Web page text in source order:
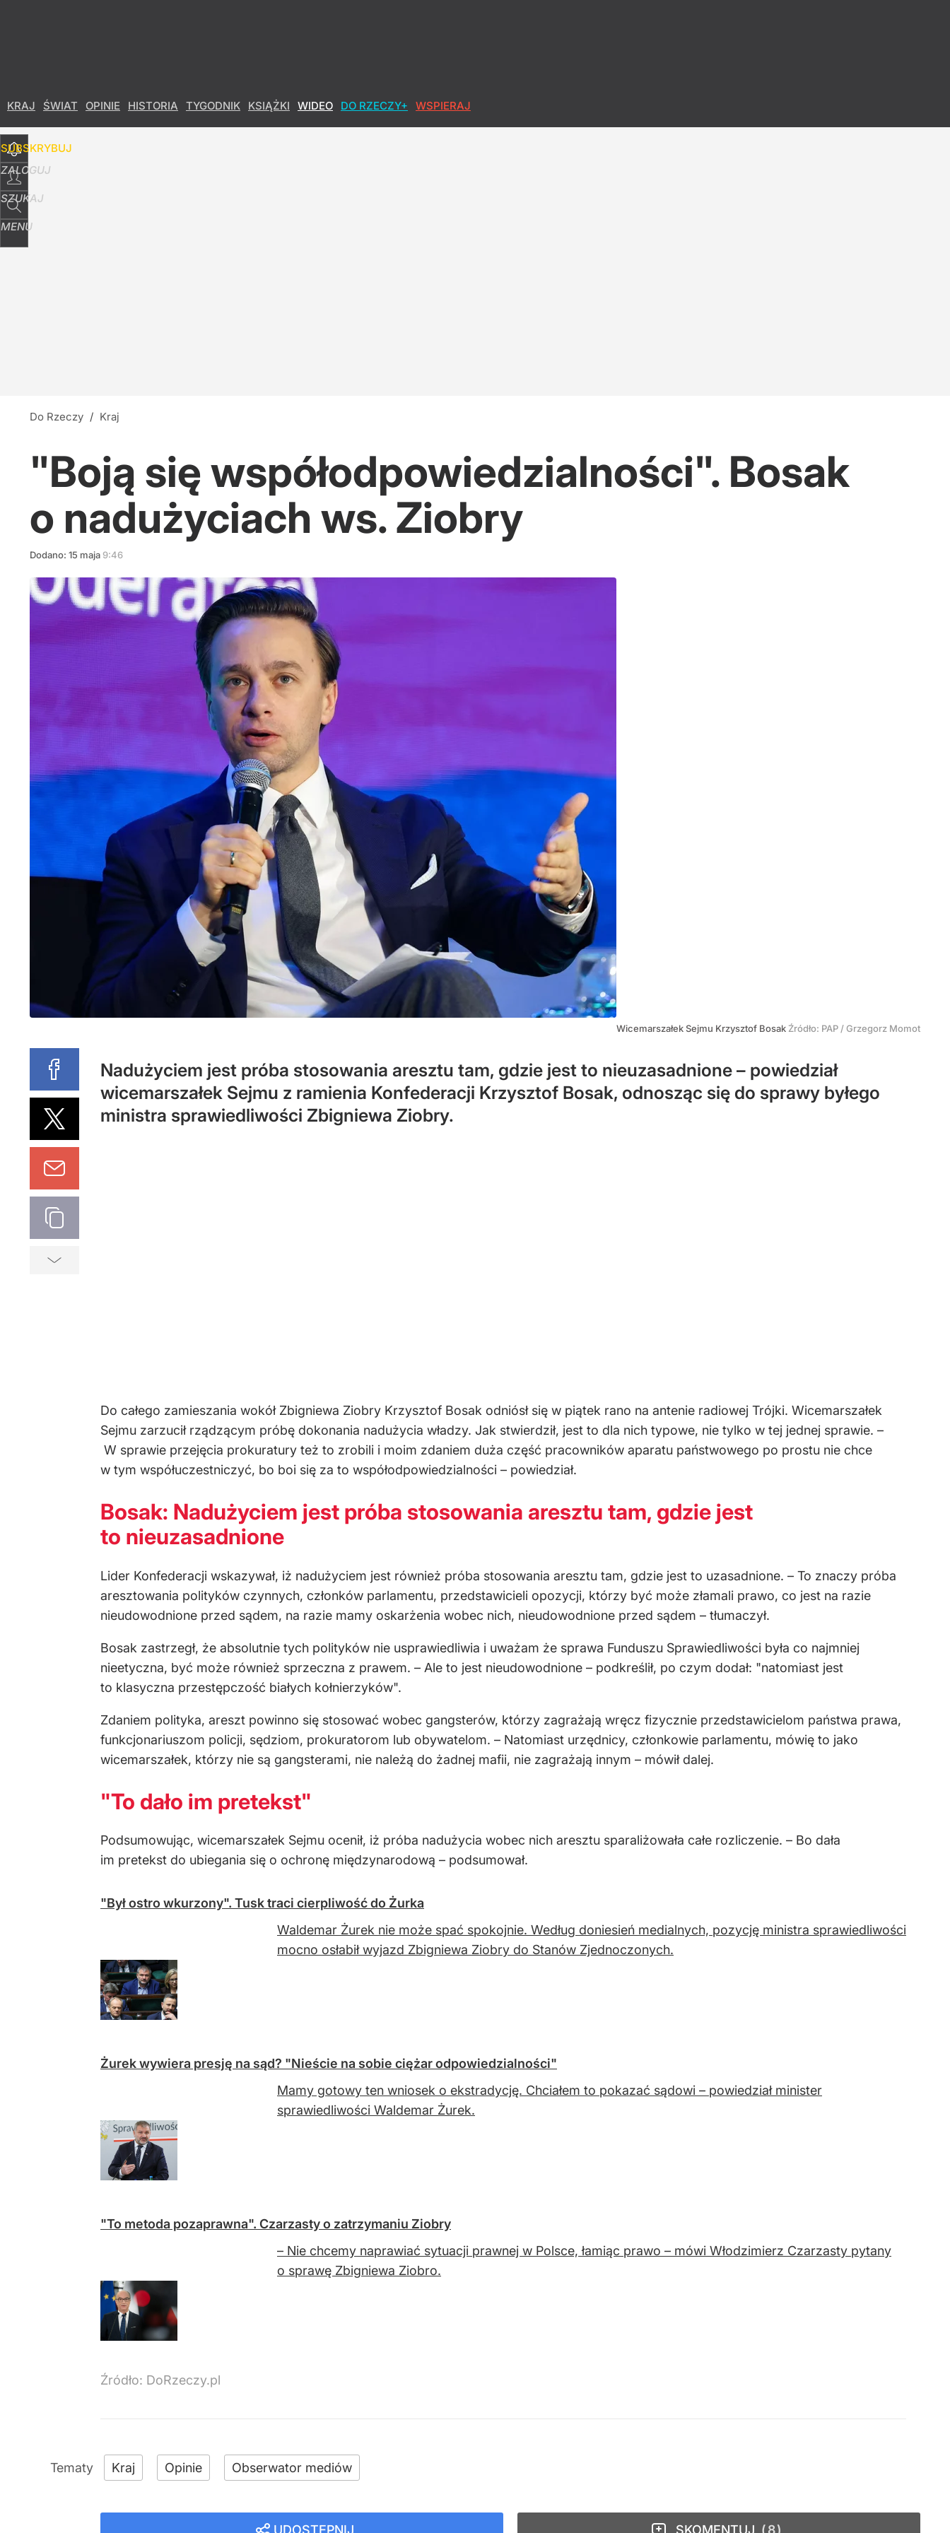
KRAJ ŚWIAT OPINIE HISTORIA TYGODNIK KSIĄŻKI WIDEO DO RZECZY+ WSPIERAJ
SUBSKRYBUJ
ZALOGUJ
SZUKAJ
MENU
Do Rzeczy / Kraj
"Boją się współodpowiedzialności". Bosak
o nadużyciach ws. Ziobry
Dodano: 15 maja 9:46
Wicemarszałek Sejmu Krzysztof Bosak Źródło: PAP /Grzegorz Momot
Nadużyciem jest próba stosowania aresztu tam, gdzie jest to nieuzasadnione – powiedział
wicemarszałek Sejmu z ramienia Konfederacji Krzysztof Bosak, odnosząc się do sprawy byłego
ministra sprawiedliwości Zbigniewa Ziobry.
Do całego zamieszania wokół Zbigniewa Ziobry Krzysztof Bosak odniósł się w piątek rano na antenie radiowej Trójki. Wicemarszałek
Sejmu zarzucił rządzącym próbę dokonania nadużycia władzy. Jak stwierdził, jest to dla nich typowe, nie tylko w tej jednej sprawie. –
W sprawie przejęcia prokuratury też to zrobili i moim zdaniem duża część pracowników aparatu państwowego po prostu nie chce
w tym współuczestniczyć, bo boi się za to współodpowiedzialności – powiedział.
Bosak: Nadużyciem jest próba stosowania aresztu tam, gdzie jest
to nieuzasadnione
Lider Konfederacji wskazywał, iż nadużyciem jest również próba stosowania aresztu tam, gdzie jest to uzasadnione. – To znaczy próba
aresztowania polityków czynnych, członków parlamentu, przedstawicieli opozycji, którzy być może złamali prawo, co jest na razie
nieudowodnione przed sądem, na razie mamy oskarżenia wobec nich, nieudowodnione przed sądem – tłumaczył.
Bosak zastrzegł, że absolutnie tych polityków nie usprawiedliwia i uważam że sprawa Funduszu Sprawiedliwości była co najmniej
nieetyczna, być może również sprzeczna z prawem. – Ale to jest nieudowodnione – podkreślił, po czym dodał: "natomiast jest
to klasyczna przestępczość białych kołnierzyków".
Zdaniem polityka, areszt powinno się stosować wobec gangsterów, którzy zagrażają wręcz fizycznie przedstawicielom państwa prawa,
funkcjonariuszom policji, sędziom, prokuratorom lub obywatelom. – Natomiast urzędnicy, członkowie parlamentu, mówię to jako
wicemarszałek, którzy nie są gangsterami, nie należą do żadnej mafii, nie zagrażają innym – mówił dalej.
"To dało im pretekst"
Podsumowując, wicemarszałek Sejmu ocenił, iż próba nadużycia wobec nich aresztu sparaliżowała całe rozliczenie. – Bo dała
im pretekst do ubiegania się o ochronę międzynarodową – podsumował.
"Był ostro wkurzony". Tusk traci cierpliwość do Żurka
Waldemar Żurek nie może spać spokojnie. Według doniesień medialnych, pozycję ministra sprawiedliwości
mocno osłabił wyjazd Zbigniewa Ziobry do Stanów Zjednoczonych.
Żurek wywiera presję na sąd? "Nieście na sobie ciężar odpowiedzialności"
Mamy gotowy ten wniosek o ekstradycję. Chciałem to pokazać sądowi – powiedział minister
sprawiedliwości Waldemar Żurek.
"To metoda pozaprawna". Czarzasty o zatrzymaniu Ziobry
– Nie chcemy naprawiać sytuacji prawnej w Polsce, łamiąc prawo – mówi Włodzimierz Czarzasty pytany
o sprawę Zbigniewa Ziobro.
Źródło: DoRzeczy.pl
Kraj Opinie Obserwator mediów
UDOSTĘPNIJ SKOMENTUJ 8